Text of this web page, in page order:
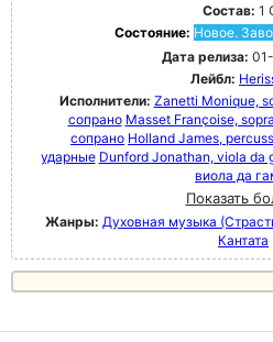
Состав: 1
Состояние: Новое.
Дата релиза:
Лейбл:
Исполнители: Zanetti Monique,
сопрано Masset Françoise,
сопрано Holland James,
ударные Dunford Jonathan, viola
виола да
Показать
Жанры: Духовная музыка
Кантата